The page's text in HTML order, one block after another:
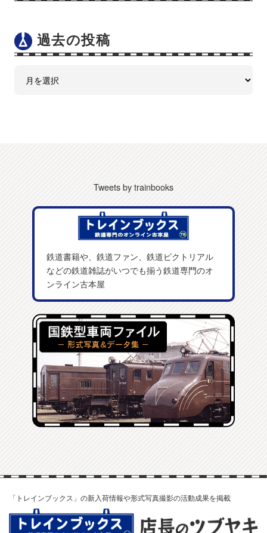
過去の投稿
Tweets by trainbooks
鉄道書籍や、鉄道ファン、鉄道ピクトリアル
などの鉄道雑誌がいつでも揃う鉄道専門のオ
ンライン古本屋
「トレインブックス」の新入荷情報や形式写真撮影の活動成果を掲載